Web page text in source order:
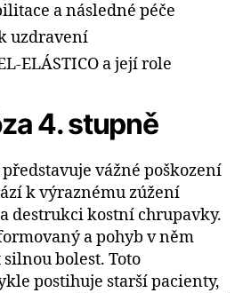
a následné péče
uzdravení
ELÁSTICO a její role
4. stupně
vážné poškození
k výraznému zúžení
destrukci kostní chrupavky.
a pohyb v něm
bolest. Toto
postihuje starší pacienty,